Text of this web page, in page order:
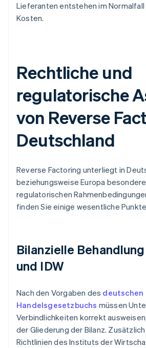
Lieferanten entstehen im
Kosten.
Rechtliche und
regulatorische
von Reverse
Deutschland
Reverse Factoring unterliegt in
beziehungsweise Europa
regulatorischen
finden Sie einige wesentliche
Bilanzielle
und IDW
Nach den Vorgaben des deutschen
Handelsgesetzbuchs müssen
Verbindlichkeiten korrekt
der Gliederung der Bilanz.
Richtlinien des Instituts der